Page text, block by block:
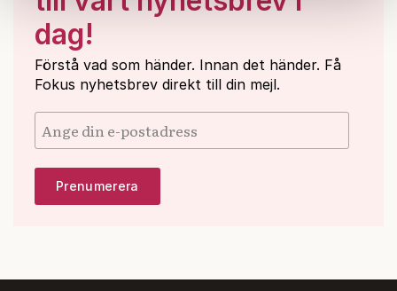
samlat in när du har använt deras tjänster.
Om du vill läsa mer om hur vi hanterar personuppgifter
kan du göra det
.
dag!
Förstå vad som händer. Innan det händer. Få
Fokus nyhetsbrev direkt till din mejl.